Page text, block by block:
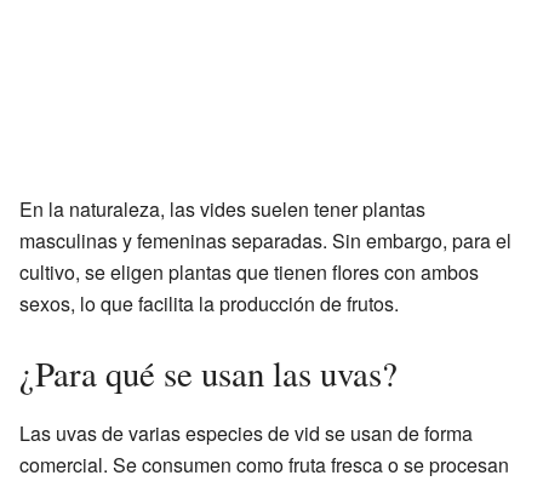
En la naturaleza, las vides suelen tener plantas
masculinas y femeninas separadas. Sin embargo, para el
cultivo, se eligen plantas que tienen flores con ambos
sexos, lo que facilita la producción de frutos.
¿Para qué se usan las uvas?
Las uvas de varias especies de vid se usan de forma
comercial. Se consumen como fruta fresca o se procesan